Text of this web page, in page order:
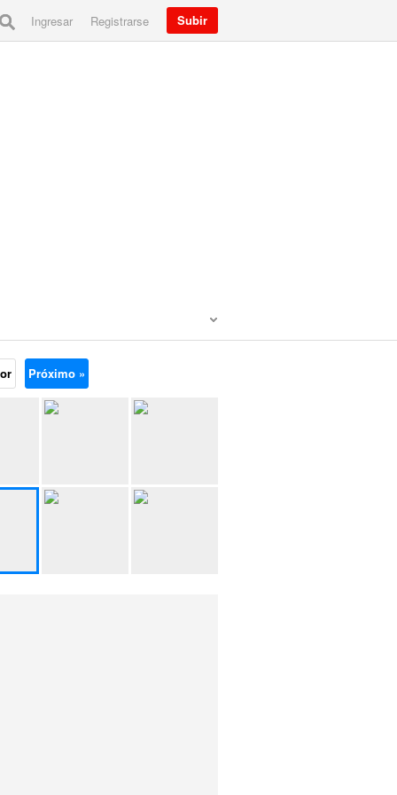
Ingresar Registrarse Subir
Próximo »